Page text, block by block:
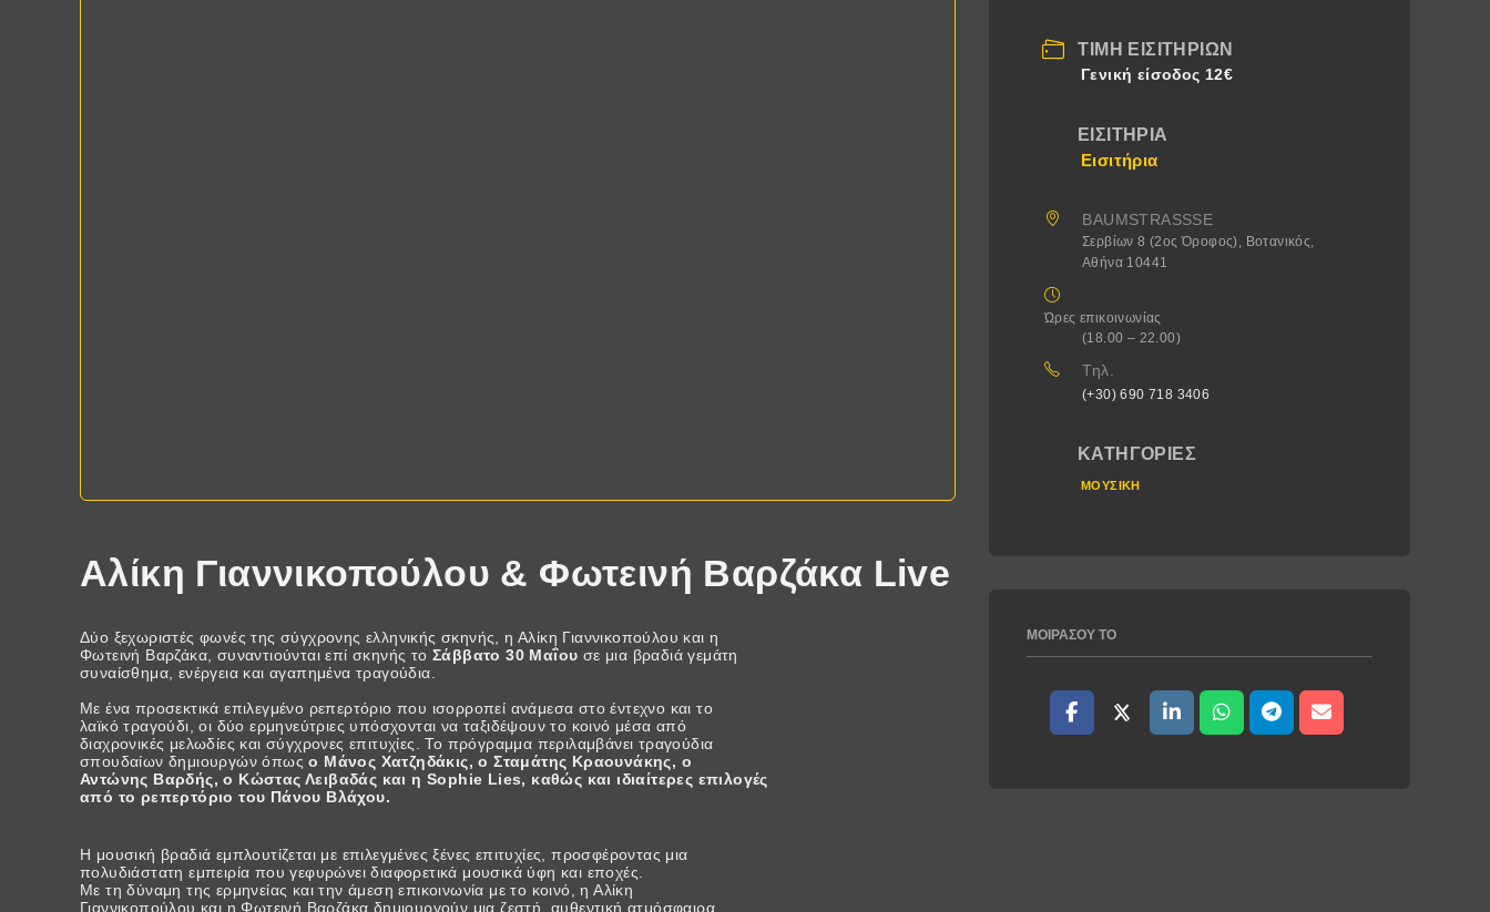
Αλίκη Γιαννικοπούλου & Φωτεινή Βαρζάκα Live
Δύο ξεχωριστές φωνές της σύγχρονης ελληνικής σκηνής, η Αλίκη Γιαννικοπούλου και η
Φωτεινή Βαρζάκα, συναντιούνται επί σκηνής το Σάββατο 30 Μαΐου σε μια βραδιά γεμάτη
συναίσθημα, ενέργεια και αγαπημένα τραγούδια.
Με ένα προσεκτικά επιλεγμένο ρεπερτόριο που ισορροπεί ανάμεσα στο έντεχνο και το
λαϊκό τραγούδι, οι δύο ερμηνεύτριες υπόσχονται να ταξιδέψουν το κοινό μέσα από
διαχρονικές μελωδίες και σύγχρονες επιτυχίες. Το πρόγραμμα περιλαμβάνει τραγούδια
σπουδαίων δημιουργών όπωςο Μάνος Χατζηδάκις, ο Σταμάτης Κραουνάκης, ο
Αντώνης Βαρδής, ο Κώστας Λειβαδάς και η Sophie Lies, καθώς και ιδιαίτερες επιλογές
από το ρεπερτόριο του Πάνου Βλάχου.
Η μουσική βραδιά εμπλουτίζεται με επιλεγμένες ξένες επιτυχίες, προσφέροντας μια
πολυδιάστατη εμπειρία που γεφυρώνει διαφορετικά μουσικά ύφη και εποχές.
Με τη δύναμη της ερμηνείας και την άμεση επικοινωνία με το κοινό, η Αλίκη
Γιαννικοπούλου και η Φωτεινή Βαρζάκα δημιουργούν μια ζεστή, αυθεντική ατμόσφαιρα,
ΤΙΜΉ ΕΙΣΙΤΗΡΊΩΝ
Γενική είσοδος 12€
ΕΙΣΙΤΉΡΙΑ
Εισιτήρια
BAUMSTRASSSE
Σερβίων 8 (2ος Όροφος), Βοτανικός,
Αθήνα 10441
Ώρες επικοινωνίας
(18.00 – 22.00)
Τηλ.
(+30) 690 718 3406
ΚΑΤΗΓΟΡΊΕΣ
ΜΟΥΣΙΚΉ
ΜΟΙΡΆΣΟΥ ΤΟ